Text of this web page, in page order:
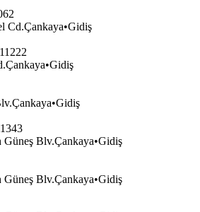
Cd.Çankaya•Gidiş
11222
•Gidiş
•Gidiş
Güneş Blv.Çankaya•Gidiş
Güneş Blv.Çankaya•Gidiş